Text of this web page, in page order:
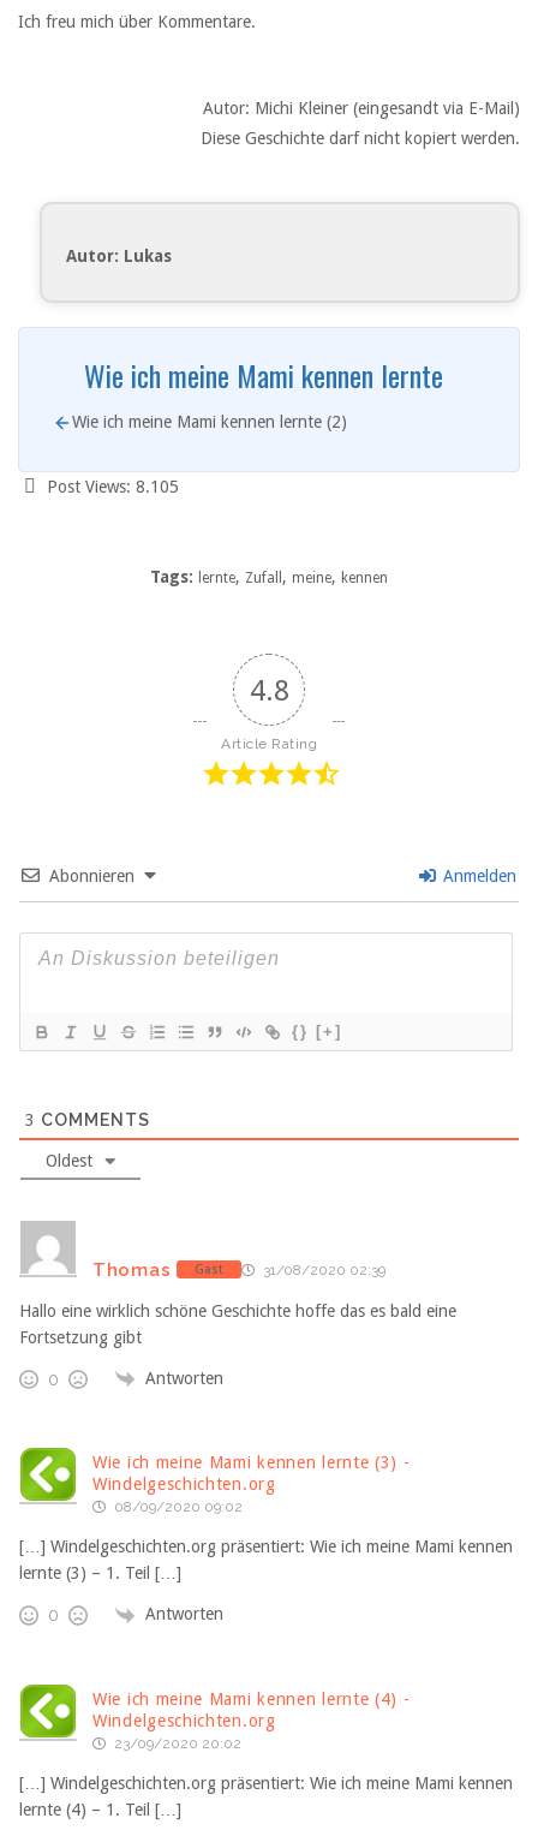
Ich freu mich über Kommentare.
Autor: Michi Kleiner (eingesandt via E-Mail)
Diese Geschichte darf nicht kopiert werden.
Autor: Lukas
Wie ich meine Mami kennen lernte
Wie ich meine Mami kennen lernte (2)
Post Views: 8.105
Tags: lernte, Zufall , meine, kennen
4.8
Article Rating
Abonnieren Anmelden
{} [+]
3 COMMENTS
Oldest
Thomas Gast 31/08/2020 02:39
Hallo eine wirklich schöne Geschichte hoffe das es bald eine
Fortsetzung gibt
0 Antworten
Wie ich meine Mami kennen lernte (3) -
Windelgeschichten.org
08/09/2020 09:02
[…] Windelgeschichten.org präsentiert: Wie ich meine Mami kennen
lernte (3) – 1. Teil […]
0 Antworten
Wie ich meine Mami kennen lernte (4) -
Windelgeschichten.org
23/09/2020 20:02
[…] Windelgeschichten.org präsentiert: Wie ich meine Mami kennen
lernte (4) – 1. Teil […]